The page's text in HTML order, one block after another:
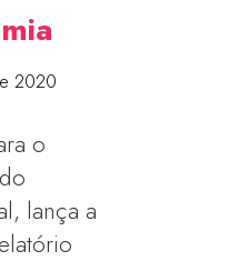
2020
o
lança a